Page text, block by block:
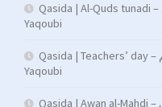
Qasida | Al-Quds tunadi – القدس تنادي | Sh. Muhammad al-
Yaqoubi
Qasida | Teachers’ day – يوم المعلم | Sh. Muhammad al-
Yaqoubi
Qasida | Awan al-Mahdi – أوان المهدي | Sh. Muhammad al-